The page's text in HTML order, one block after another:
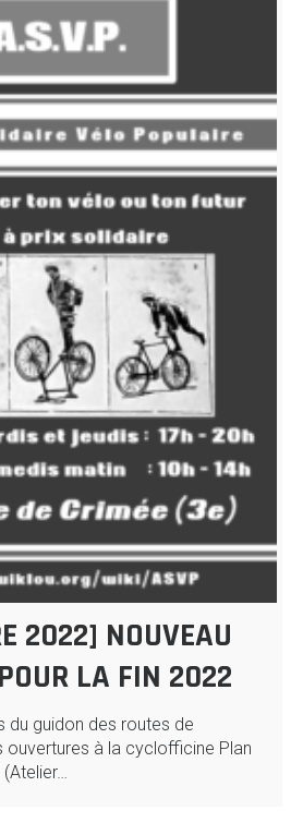
2022] NOUVEAU
LA FIN 2022
du guidon des routes de
ouvertures à la cyclofficine Plan
(Atelier…